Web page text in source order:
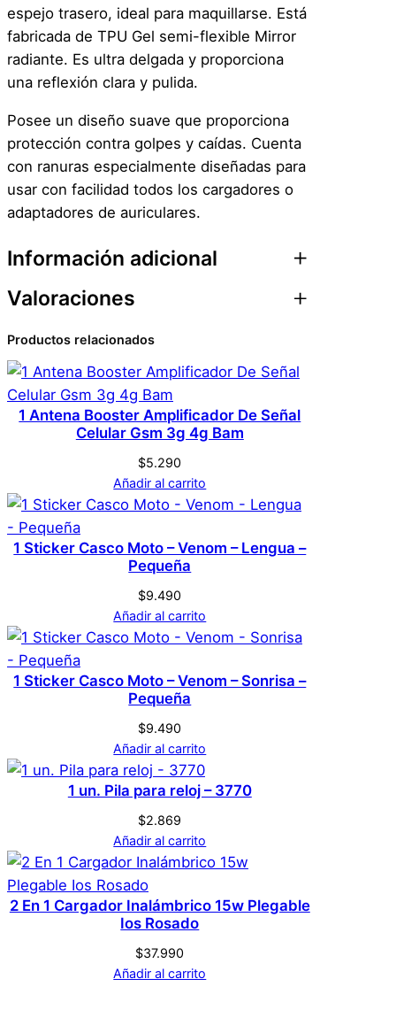
p
p
a
r
a
H
a
e
Y
9
s
i
d
a
espejo trasero, ideal para maquillarse. Está
fabricada de TPU Gel semi-flexible Mirror
radiante. Es ultra delgada y proporciona
una reflexión clara y pulida.
Posee un diseño suave que proporciona
protección contra golpes y caídas. Cuenta
con ranuras especialmente diseñadas para
usar con facilidad todos los cargadores o
adaptadores de auriculares.
Información adicional
Atributos
Dimensiones
Marca Genérica
Plateado
Valoraciones
0 valoraciones en
Carcasa Con Espejo
para Huawei Y9s
No hay valoraciones aún. Solo los usuarios
registrados que hayan comprado este
producto pueden hacer una valoración.
Acceder
Productos relacionados
1 Antena Booster Amplificador De Señal
Celular Gsm 3g 4g Bam
$5.290
Añadir al carrito
1 Sticker Casco Moto – Venom – Lengua –
Pequeña
$9.490
Añadir al carrito
1 Sticker Casco Moto – Venom – Sonrisa –
Pequeña
$9.490
Añadir al carrito
1 un. Pila para reloj – 3770
$2.869
Añadir al carrito
2 En 1 Cargador Inalámbrico 15w Plegable
Ios Rosado
$37.990
Añadir al carrito